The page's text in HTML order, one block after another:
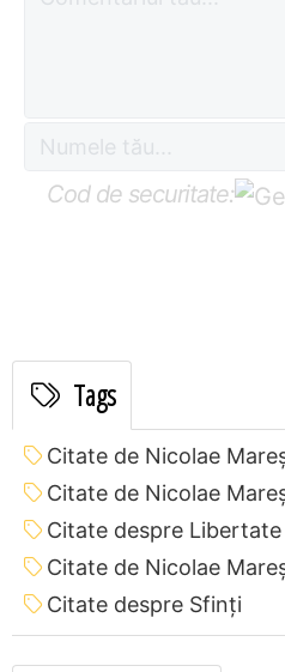
Cod de securitate:
Tags
Citate de Nicolae
Citate de Nicolae
Citate despre Libertate
Citate de Nicolae
Citate despre Sfinți